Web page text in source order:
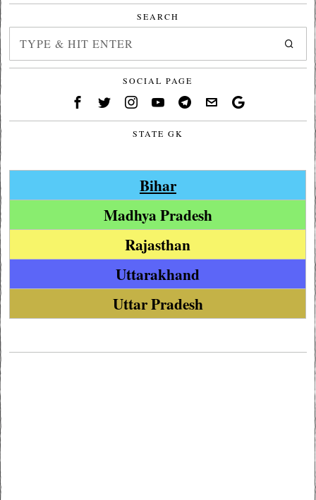
SEARCH
SOCIAL PAGE
STATE GK
Bihar
Madhya Pradesh
Rajasthan
Uttarakhand
Uttar Pradesh